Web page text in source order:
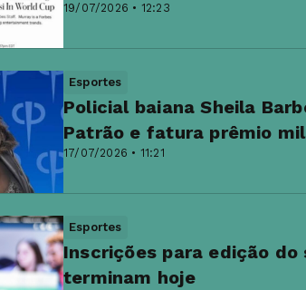
19/07/2026 • 12:23
Esportes
17/07/2026 • 11:21
Policial baiana Sheila
Patrão e fatura prêmio
Esportes
Inscrições para edição
terminam hoje